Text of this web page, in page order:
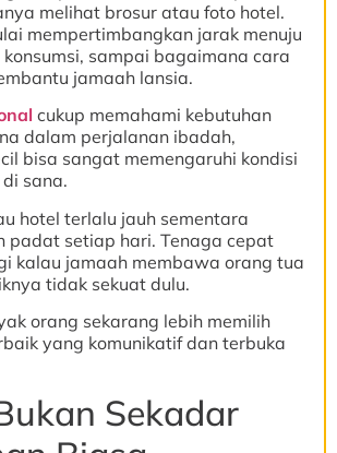
melihat brosur atau foto hotel.
mempertimbangkan jarak menuju
sampai bagaimana cara
jamaah lansia.
cukup memahami kebutuhan
dalam perjalanan ibadah,
bisa sangat memengaruhi kondisi
sana.
hotel terlalu jauh sementara
padat setiap hari. Tenaga cepat
kalau jamaah membawa orang tua
tidak sekuat dulu.
orang sekarang lebih memilih
yang komunikatif dan terbuka
Sekadar